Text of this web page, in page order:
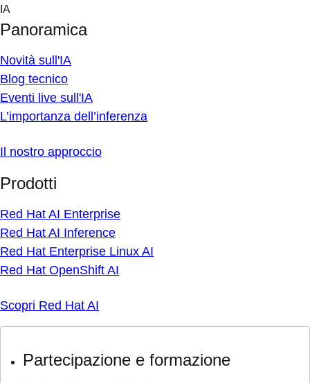
Skip
content
IA
Panoramica
Novità sull'IA
Blog tecnico
Eventi live sull'IA
L’importanza dell’inferenza
Il nostro approccio
Prodotti
Red Hat AI Enterprise
Red Hat AI Inference
Red Hat Enterprise Linux AI
Red Hat OpenShift AI
Scopri Red Hat AI
Partecipazione e formazione